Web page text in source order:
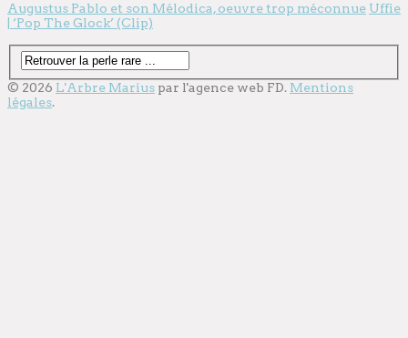
Augustus Pablo et son Mélodica, oeuvre trop méconnue Uffie
| ‘Pop The Glock’ (Clip)
© 2026 L'Arbre Marius par l'agence web FD. Mentions
légales.